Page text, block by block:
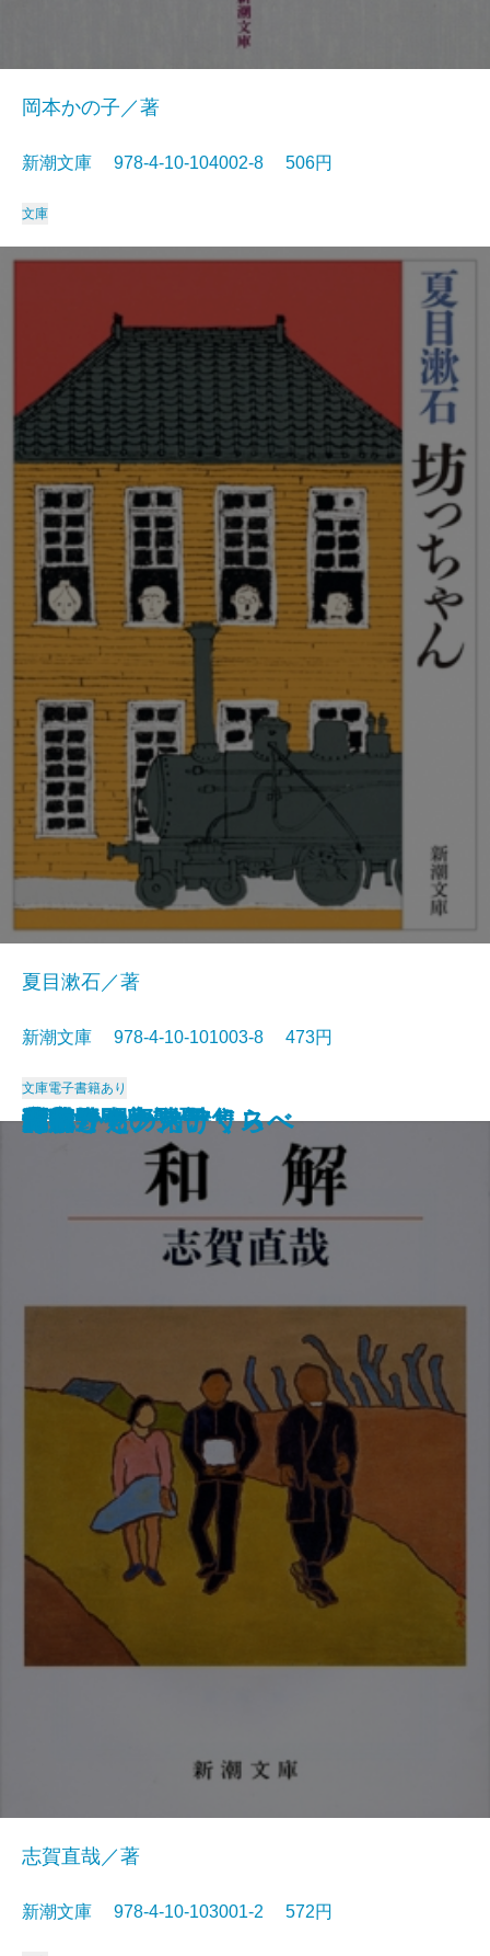
猟銃・闘牛
ヴェルレーヌ詩集
草枕
斜陽
高村光太郎詩集
歌行燈・高野聖
土
真実一路
老妓抄
岡本かの子／著
新潮文庫 978-4-10-104002-8 506円
文庫
坊っちゃん
夏目漱石／著
新潮文庫 978-4-10-101003-8 473円
文庫電子書籍あり
和解
志賀直哉／著
新潮文庫 978-4-10-103001-2 572円
ヰタ・セクスアリス
出家とその弟子
にごりえ・たけくらべ
武蔵野
白痴
青年
雁
それから
門